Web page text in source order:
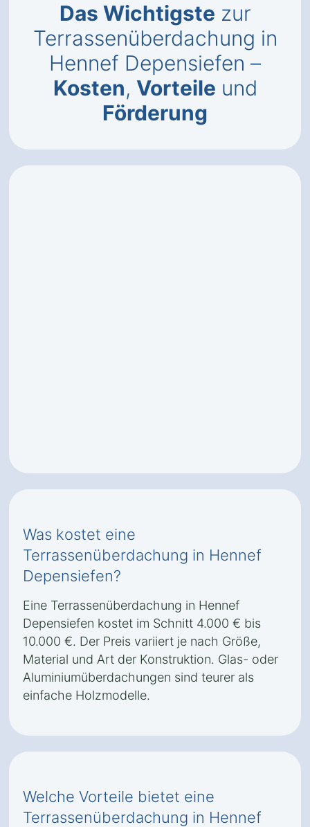
Das Wichtigste zur
Terrassenüberdachung in
Hennef Depensiefen –
Kosten, Vorteile und
Förderung
Was kostet eine
Terrassenüberdachung in Hennef
Depensiefen?
Eine Terrassenüberdachung in Hennef
Depensiefen kostet im Schnitt 4.000 € bis
10.000 €. Der Preis variiert je nach Größe,
Material und Art der Konstruktion. Glas- oder
Aluminiumüberdachungen sind teurer als
einfache Holzmodelle.
Welche Vorteile bietet eine
Terrassenüberdachung in Hennef